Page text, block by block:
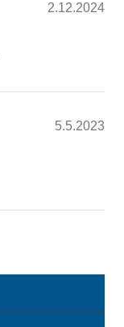
2.12.2024
5.5.2023